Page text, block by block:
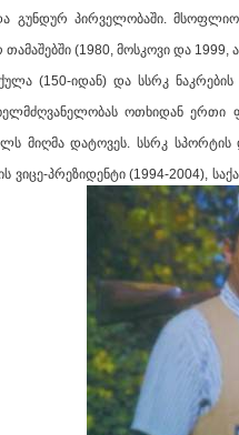
გუნდურ პირველობაში.
(1980, მოსკოვი და 1999,
(150-იდან) და სსრკ
ოთხიდან ერთი
მიღმა დატოვეს. სსრკ სპორტის
პრეზიდენტი (1994-2004),